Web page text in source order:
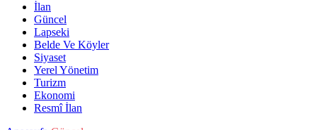
İlan
Güncel
Lapseki
Belde Ve Köyler
Siyaset
Yerel Yönetim
Turizm
Ekonomi
Resmî İlan